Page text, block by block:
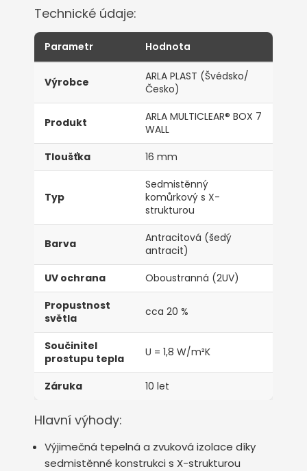
Technické údaje:
Parametr Hodnota
Výrobce
ARLA PLAST (Švédsko/
Česko)
Produkt
ARLA MULTICLEAR® BOX 7
WALL
Tloušťka
16 mm
Typ
Sedmistěnný
komůrkový s X-
strukturou
Barva
Antracitová (šedý
antracit)
UV ochrana
Oboustranná (2UV)
Propustnost
světla
cca 20 %
Součinitel
prostupu tepla
U = 1,8 W/m²K
Záruka 10 let
Hlavní výhody:
Výjimečná tepelná a zvuková izolace díky
sedmistěnné konstrukci s X-strukturou